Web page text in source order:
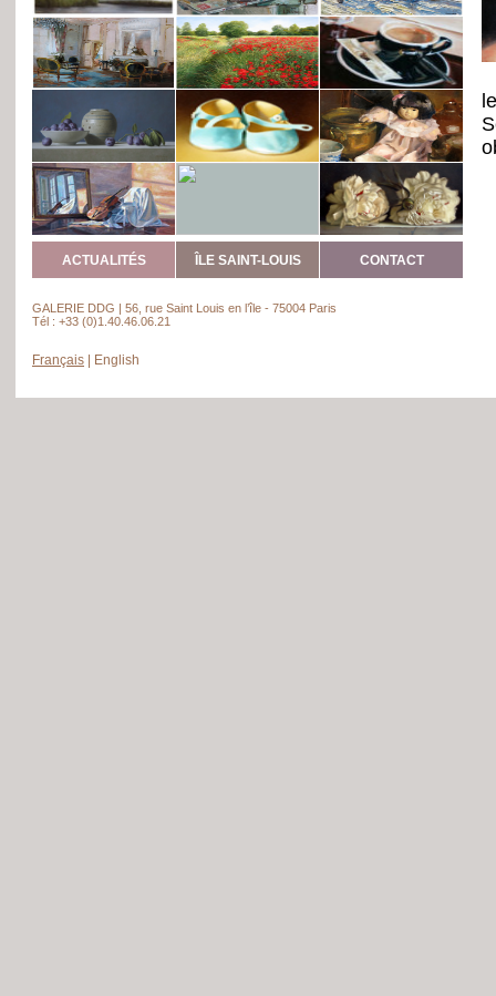
ACTUALITÉS ÎLE SAINT-LOUIS CONTACT
GALERIE DDG | 56, rue Saint Louis en l’île - 75004 Paris
Tél : +33 (0)1.40.46.06.21
Français English